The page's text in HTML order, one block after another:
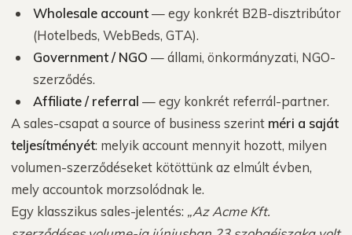
Wholesale account— egy konkrét B2B-disztribútor
(Hotelbeds, WebBeds, GTA).
Government / NGO — állami, önkormányzati, NGO-
szerződés.
Affiliate / referral — egy konkrét referrál-partner.
A sales-csapat a source of business szerint méri a saját
teljesítményét: melyik account mennyit hozott, milyen
volumen-szerződéseket kötöttünk az elmúlt évben,
mely accountok morzsolódnak le.
Egy klasszikus sales-jelentés: „Az Acme Kft.